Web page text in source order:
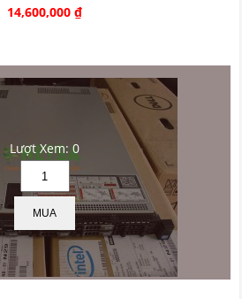
14,600,000₫
Lượt Xem: 0
MUA